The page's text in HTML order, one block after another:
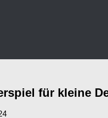
für kleine